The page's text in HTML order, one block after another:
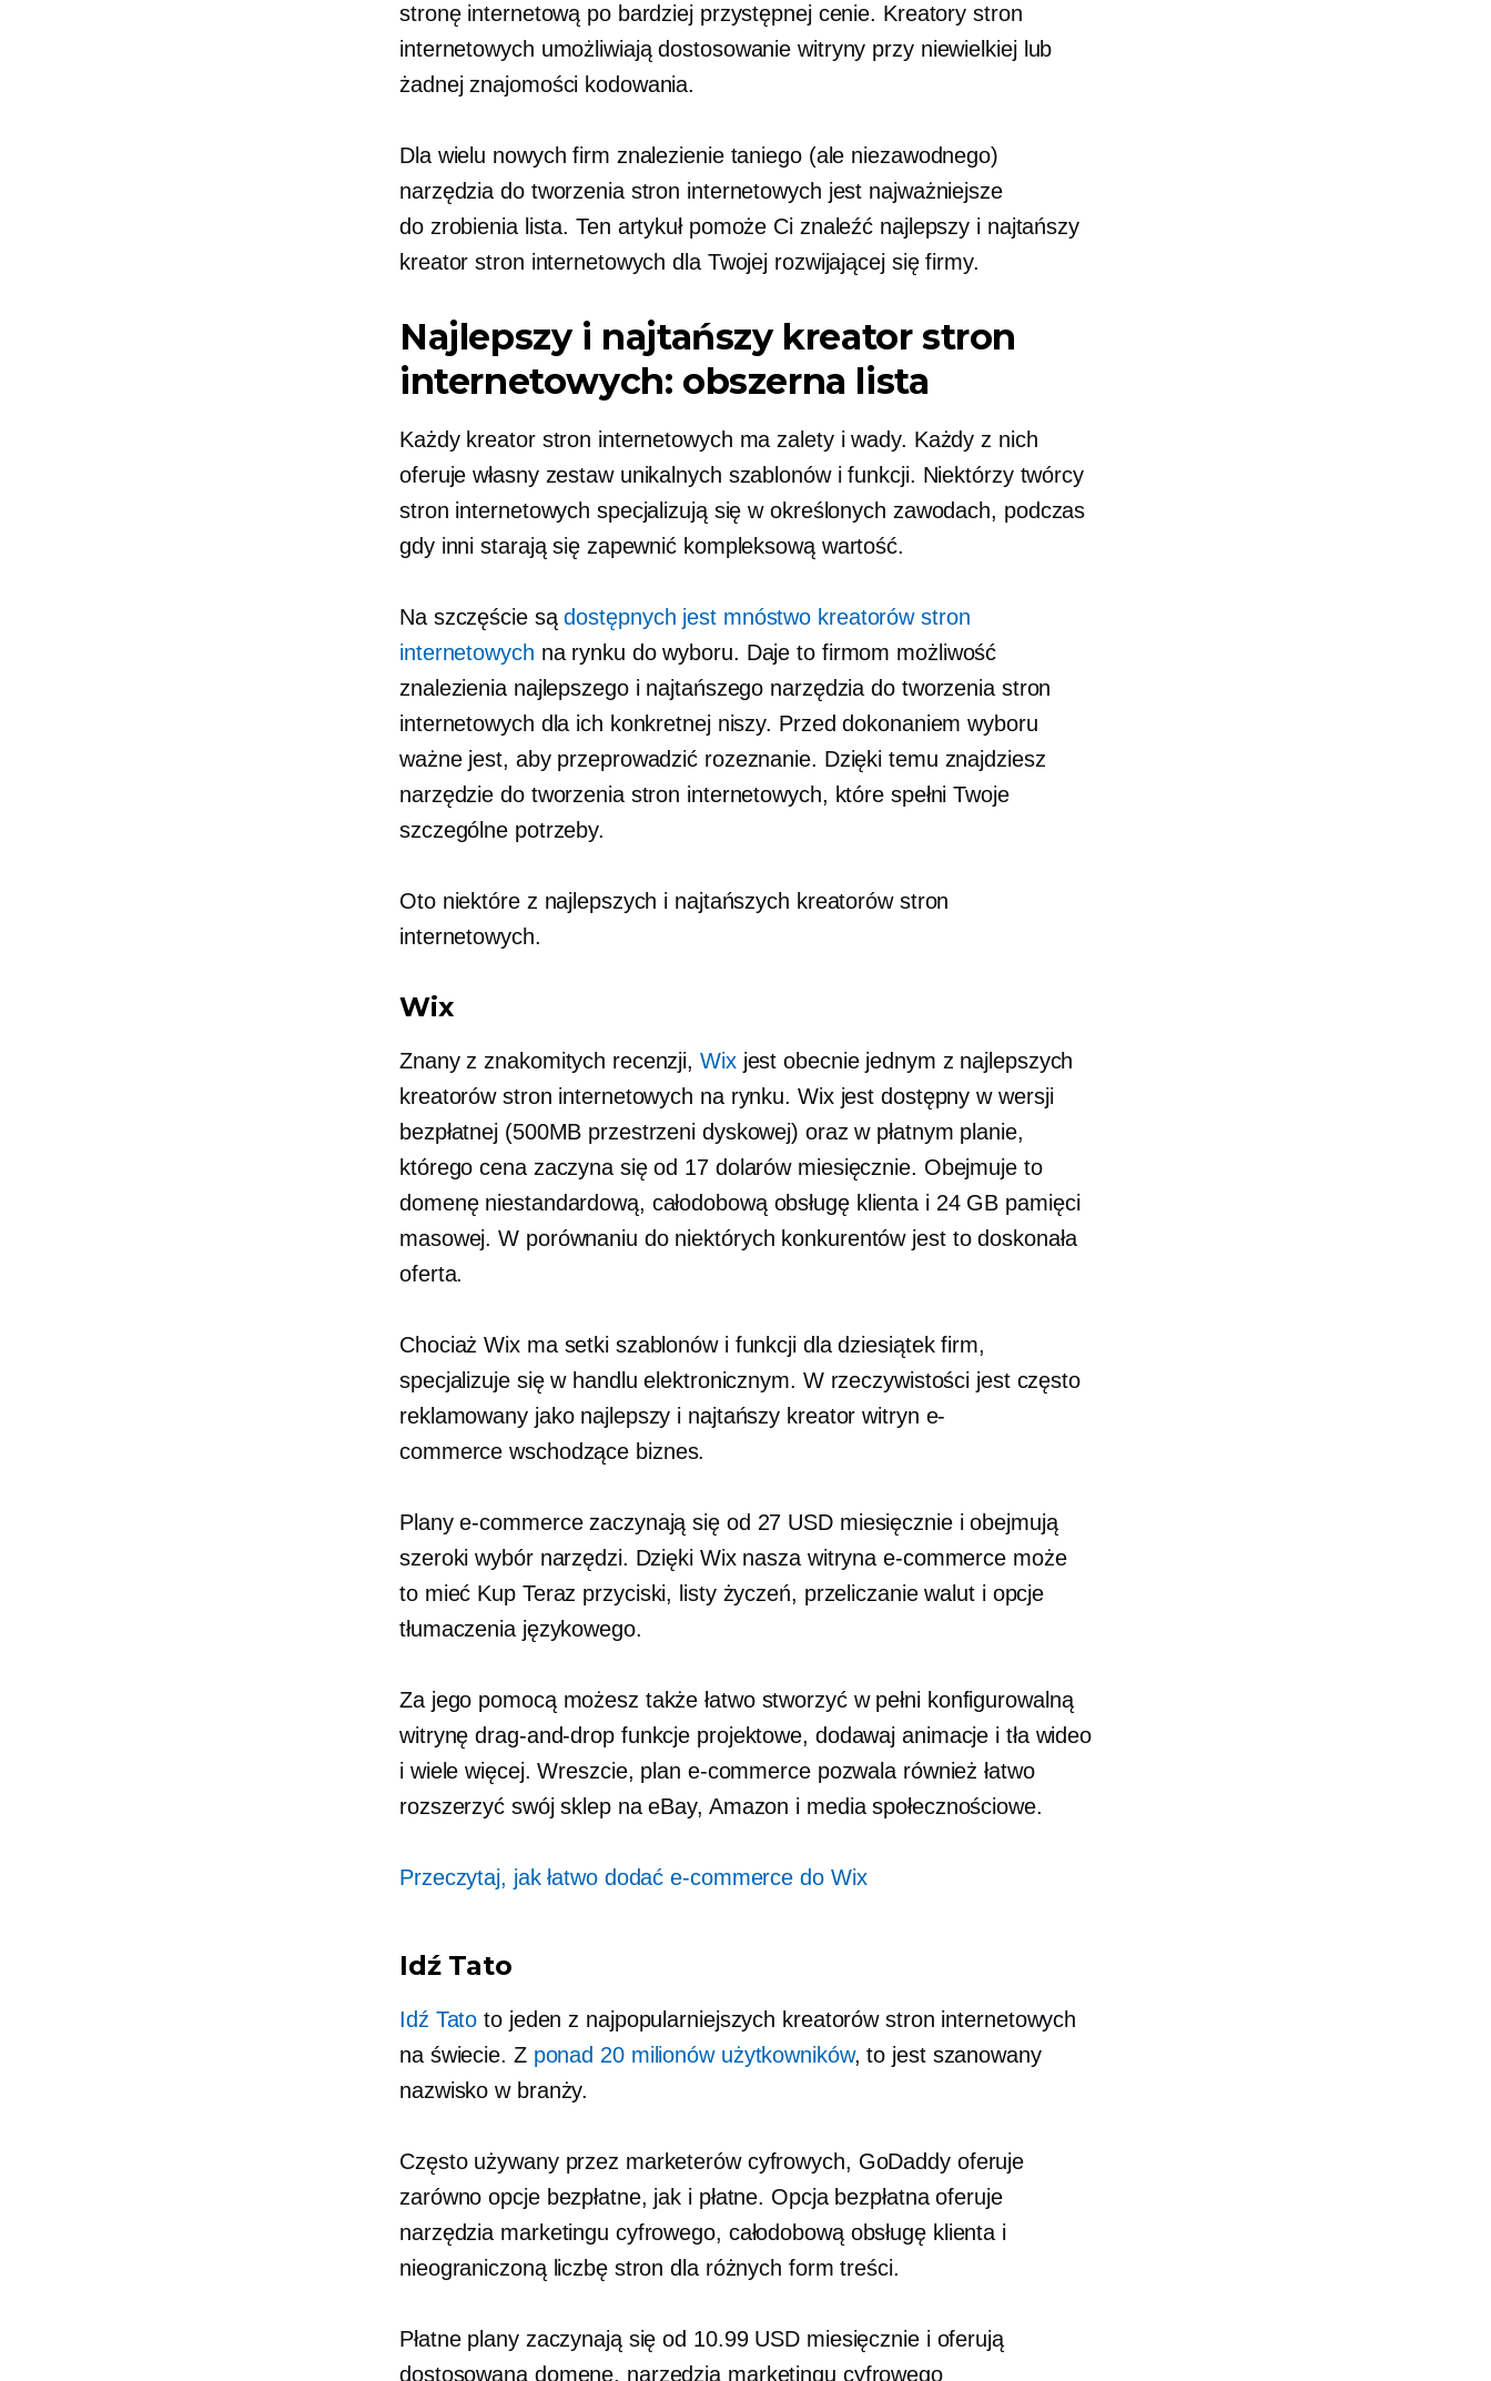
stronę internetową po bardziej przystępnej cenie. Kreatory stron
internetowych umożliwiają dostosowanie witryny przy niewielkiej lub
żadnej znajomości kodowania.
Dla wielu nowych firm znalezienie taniego (ale niezawodnego)
narzędzia do tworzenia stron internetowych jest najważniejsze
do zrobienialista. Ten artykuł pomoże Ci znaleźć najlepszy i najtańszy
kreator stron internetowych dla Twojej rozwijającej się firmy.
Najlepszy i najtańszy kreator stron
internetowych: obszerna lista
Każdy kreator stron internetowych ma zalety i wady. Każdy z nich
oferuje własny zestaw unikalnych szablonów i funkcji. Niektórzy twórcy
stron internetowych specjalizują się w określonych zawodach, podczas
gdy inni starają się zapewnić kompleksową wartość.
Na szczęście sądostępnych jest mnóstwo kreatorów stron
internetowych na rynku do wyboru. Daje to firmom możliwość
znalezienia najlepszego i najtańszego narzędzia do tworzenia stron
internetowych dla ich konkretnej niszy. Przed dokonaniem wyboru
ważne jest, aby przeprowadzić rozeznanie. Dzięki temu znajdziesz
narzędzie do tworzenia stron internetowych, które spełni Twoje
szczególne potrzeby.
Oto niektóre z najlepszych i najtańszych kreatorów stron
internetowych.
Wix
Znany z znakomitych recenzji, Wixjest obecnie jednym z najlepszych
kreatorów stron internetowych na rynku. Wix jest dostępny w wersji
bezpłatnej (500MB przestrzeni dyskowej) oraz w płatnym planie,
którego cena zaczyna się od 17 dolarów miesięcznie. Obejmuje to
domenę niestandardową, całodobową obsługę klienta i 24 GB pamięci
masowej. W porównaniu do niektórych konkurentów jest to doskonała
oferta.
Chociaż Wix ma setki szablonów i funkcji dla dziesiątek firm,
specjalizuje się w handlu elektronicznym. W rzeczywistości jest często
reklamowany jako najlepszy i najtańszy kreator witryn e-
commercewschodzące biznes.
Plany e-commerce zaczynają się od 27 USD miesięcznie i obejmują
szeroki wybór narzędzi. Dzięki Wix nasza witryna e-commerce może
to mieć Kup Teraz przyciski, listy życzeń, przeliczanie walut i opcje
tłumaczenia językowego.
Za jego pomocą możesz także łatwo stworzyć w pełni konfigurowalną
witrynędrag-and-dropfunkcje projektowe, dodawaj animacje i tła wideo
i wiele więcej. Wreszcie, plan e-commerce pozwala również łatwo
rozszerzyć swój sklep na eBay, Amazon i media społecznościowe.
Przeczytaj, jak łatwo dodać e-commerce do Wix
Idź Tato
Idź Tato to jeden z najpopularniejszych kreatorów stron internetowych
na świecie. Z ponad 20 milionów użytkowników, to jest szanowany
nazwisko w branży.
Często używany przez marketerów cyfrowych, GoDaddy oferuje
zarówno opcje bezpłatne, jak i płatne. Opcja bezpłatna oferuje
narzędzia marketingu cyfrowego, całodobową obsługę klienta i
nieograniczoną liczbę stron dla różnych form treści.
Płatne plany zaczynają się od 10.99 USD miesięcznie i oferują
dostosowaną domenę, narzędzia marketingu cyfrowego